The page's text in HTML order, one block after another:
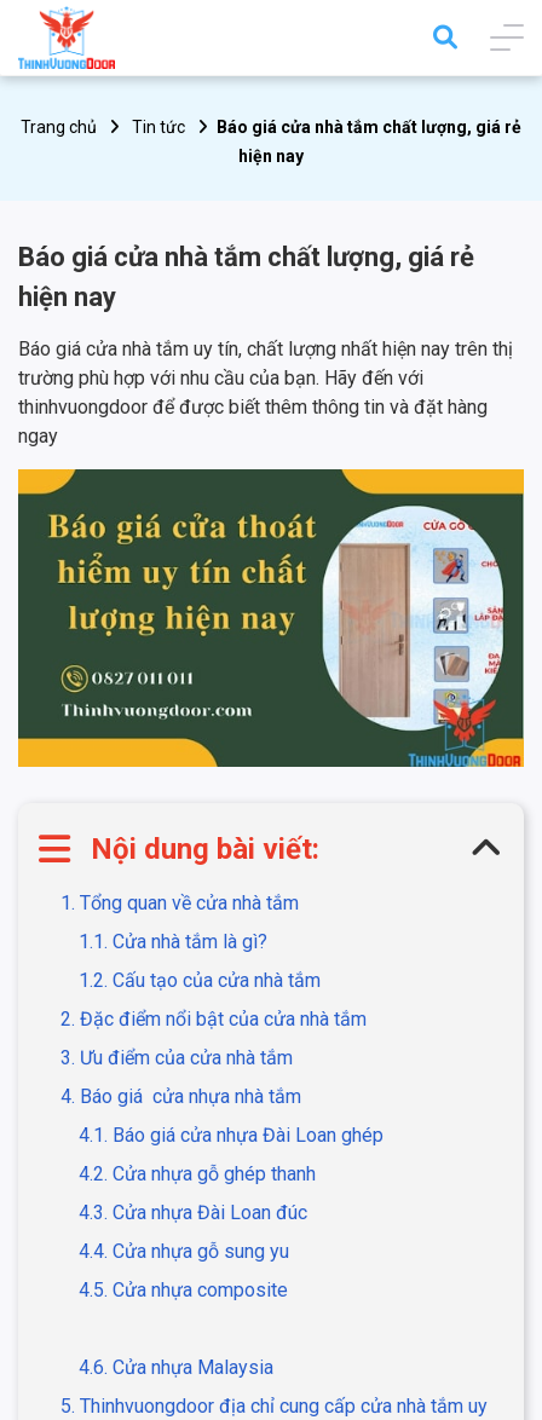
Trang chủ Tin tức
Báo giá cửa nhà tắm chất lượng, giá rẻ
hiện nay
Báo giá cửa nhà tắm chất lượng, giá rẻ
hiện nay
Báo giá cửa nhà tắm uy tín, chất lượng nhất hiện nay trên thị
trường phù hợp với nhu cầu của bạn. Hãy đến với
thinhvuongdoor để được biết thêm thông tin và đặt hàng
ngay
Nội dung bài viết:
1. Tổng quan về cửa nhà tắm
1.1. Cửa nhà tắm là gì?
1.2. Cấu tạo của cửa nhà tắm
2. Đặc điểm nổi bật của cửa nhà tắm
3. Ưu điểm của cửa nhà tắm
4. Báo giá cửa nhựa nhà tắm
4.1. Báo giá cửa nhựa Đài Loan ghép
4.2. Cửa nhựa gỗ ghép thanh
4.3. Cửa nhựa Đài Loan đúc
4.4. Cửa nhựa gỗ sung yu
4.5. Cửa nhựa composite
4.6. Cửa nhựa Malaysia
5. Thinhvuongdoor địa chỉ cung cấp cửa nhà tắm uy